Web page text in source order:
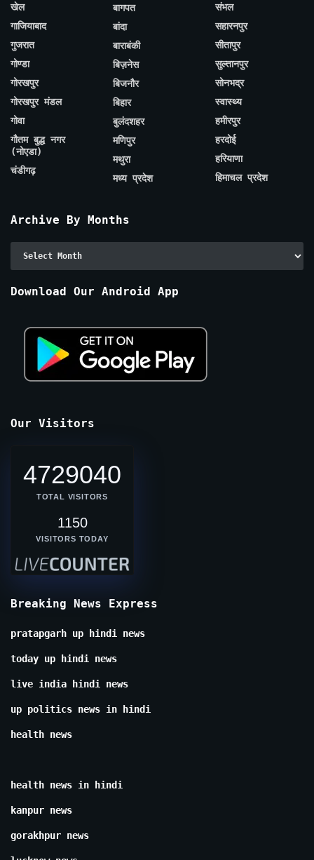
खेल
गाजियाबाद
गुजरात
गोण्डा
गोरखपुर
गोरखपुर मंडल
गोवा
गौतम बुद्ध नगर
(नोएडा)
चंडीगढ़
बागपत
बांदा
बाराबंकी
बिज़नेस
बिजनौर
बिहार
बुलंदशहर
मणिपुर
मथुरा
मध्य प्रदेश
संभल
सहारनपुर
सीतापुर
सुल्तानपुर
सोनभद्र
स्वास्थ्य
हमीरपुर
हरदोई
हरियाणा
हिमाचल प्रदेश
Archive By Months
Download Our Android App
Our Visitors
4729040
TOTAL VISITORS
1150
VISITORS TODAY
Breaking News Express
pratapgarh up hindi news
today up hindi news
live india hindi news
up politics news in hindi
health news
health news in hindi
kanpur news
gorakhpur news